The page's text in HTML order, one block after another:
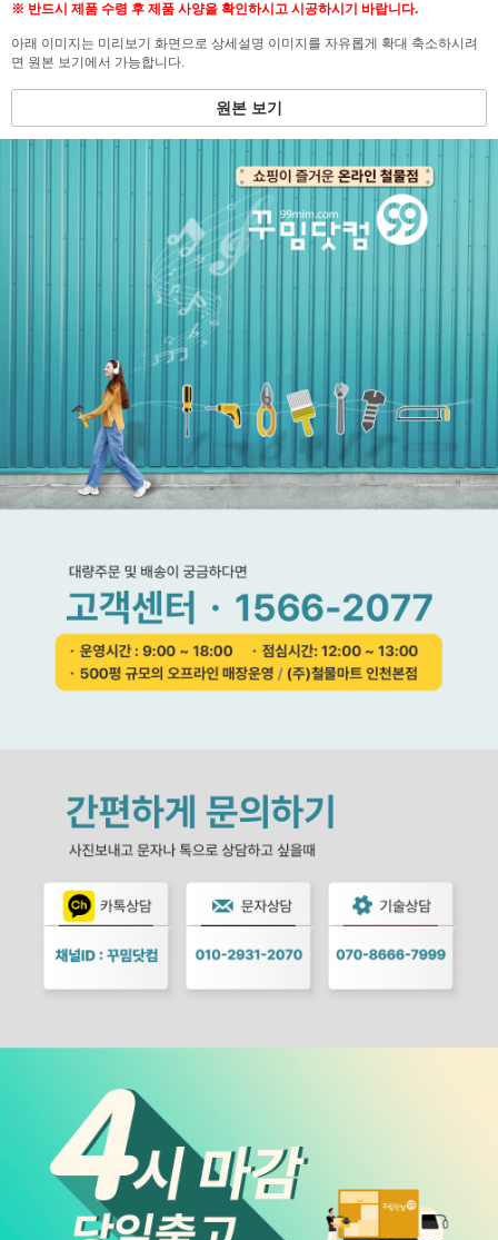
※ 반드시 제품 수령 후 제품 사양을 확인하시고 시공하시기 바랍니다.
아래 이미지는 미리보기 화면으로 상세설명 이미지를 자유롭게 확대 축소하시려
면 원본 보기에서 가능합니다.
원본 보기